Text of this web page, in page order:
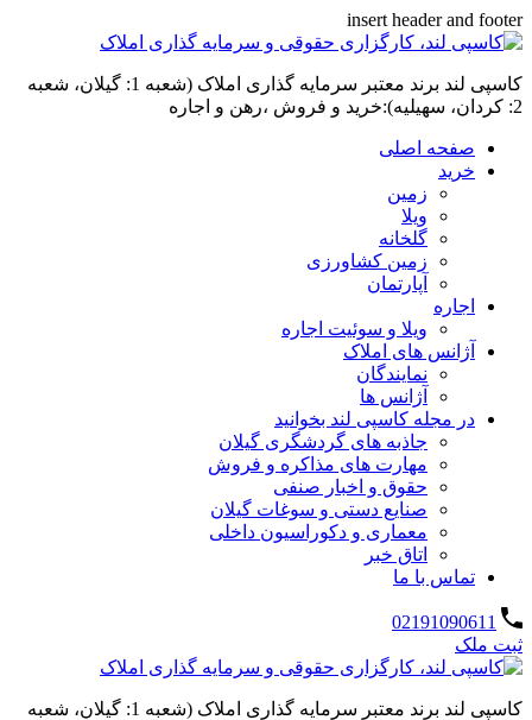
insert header and footer
کاسپی لند برند معتبر سرمایه گذاری املاک (شعبه 1: گیلان، شعبه
2: کردان، سهیلیه):خرید و فروش ،رهن و اجاره
صفحه اصلی
خرید
زمین
ویلا
گلخانه
زمین کشاورزی
آپارتمان
اجاره
ویلا و سوئیت اجاره
آژانس های املاک
نمایندگان
آژانس ها
در مجله کاسپی لند بخوانید
جاذبه های گردشگری گیلان
مهارت های مذاکره و فروش
حقوق و اخبار صنفی
صنایع دستی و سوغات گیلان
معماری و دکوراسیون داخلی
اتاق خبر
تماس با ما
02191090611
ثبت ملک
کاسپی لند برند معتبر سرمایه گذاری املاک (شعبه 1: گیلان، شعبه